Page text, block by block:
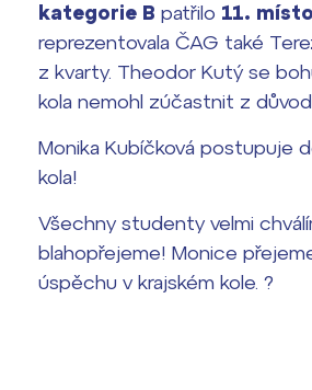
Pomoc! Mám problém!
Harmonogram školního
Termíny maturit
kategorie B patřilo 11. místo
reprezentovala ČAG také
z kvarty. Theodor Kutý se
kola nemohl zúčastnit z
Monika Kubíčková postupuje
kola!
Všechny studenty velmi
blahopřejeme! Monice
úspěchu v krajském kole. ?